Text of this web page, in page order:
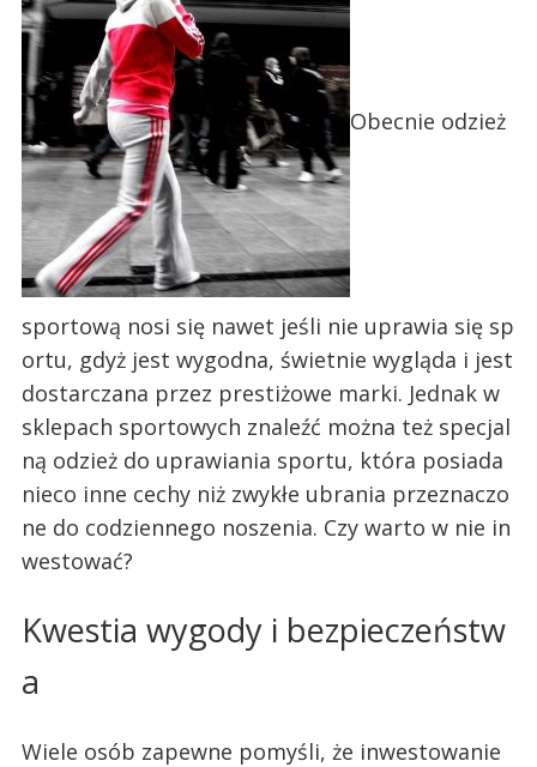
Obecnie odzież
sportową nosi się nawet jeśli nie uprawia się sp
ortu, gdyż jest wygodna, świetnie wygląda i jest
dostarczana przez prestiżowe marki. Jednak w
sklepach sportowych znaleźć można też specjal
ną odzież do uprawiania sportu, która posiada
nieco inne cechy niż zwykłe ubrania przeznaczo
ne do codziennego noszenia. Czy warto w nie in
westować?
Kwestia wygody i bezpieczeństw
a
Wiele osób zapewne pomyśli, że inwestowanie